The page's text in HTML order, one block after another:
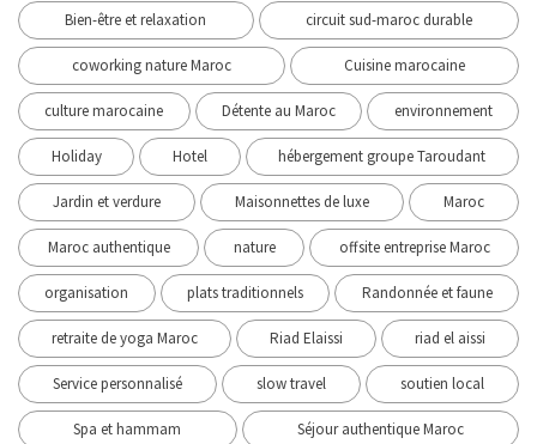
Bien-être et relaxation circuit sud-maroc durable
coworking nature Maroc Cuisine marocaine
culture marocaine Détente au Maroc environnement
Holiday Hotel hébergement groupe Taroudant
Jardin et verdure Maisonnettes de luxe Maroc
Maroc authentique nature offsite entreprise Maroc
organisation plats traditionnels Randonnée et faune
retraite de yoga Maroc Riad Elaissi riad el aissi
Service personnalisé slow travel soutien local
Spa et hammam Séjour authentique Maroc